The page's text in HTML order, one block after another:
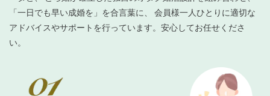
「一日でも早い成婚を」を合言葉に、 会員様一人ひとりに適切な
アドバイスやサポートを行っています。安心してお任せくださ
い。